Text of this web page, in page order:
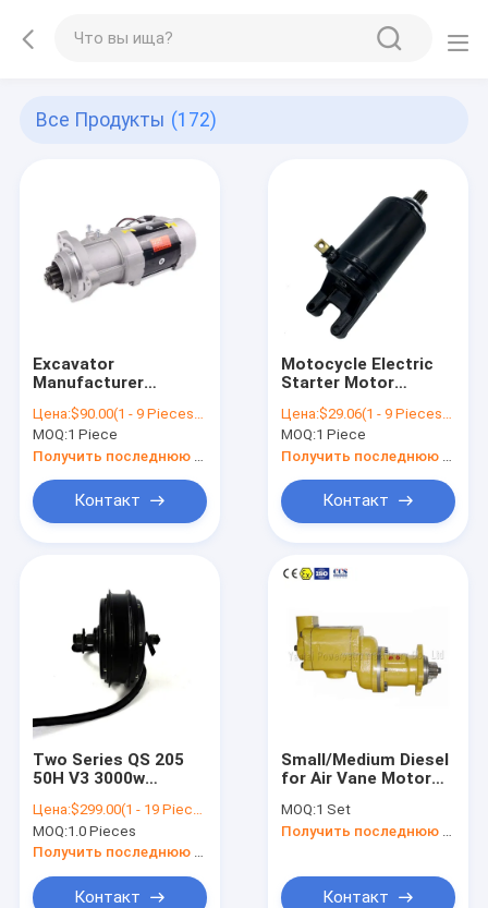
Все Продукты (172)
Excavator
Manufacturer
Engine Car Auto
Starter Motor 6D114
228000-4992
3863128 KOMATSU
Цена:$90.00(1 - 9 Pieces) $60.00(>=10 Pieces)
MOQ:1 Piece
Контакт
Motocycle Electric
Starter Motor
GSF600 GSF600S
GSF400 GSF650S
Bandit 600 31100-
10D00 GSF 650 650S
Цена:$29.06(1 - 9 Pieces) $26.64(10 - 99 Pieces) $24.06(>=100 Pieces)
MOQ:1 Piece
Контакт
Two Series QS 205
50H V3 3000w
80km/h Extra Type
Цена:$299.00(1 - 19 Pieces) $259.00(20 - 99 Pieces) $229.00(>=100 Pieces)
MOQ:1.0 Pieces
Контакт
Small/Medium Diesel
for Air Vane Motor
Jinan 6190 for Boat
or Mining Cars
MOQ:1 Set
Контакт